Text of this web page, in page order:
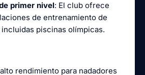
primer nivel: El club ofrece
de entrenamiento de
piscinas olímpicas.
rendimiento para nadadores